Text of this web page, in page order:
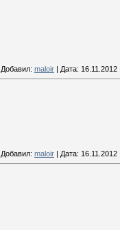
Добавил: maloir | Дата: 16.11.2012
Добавил: maloir | Дата: 16.11.2012